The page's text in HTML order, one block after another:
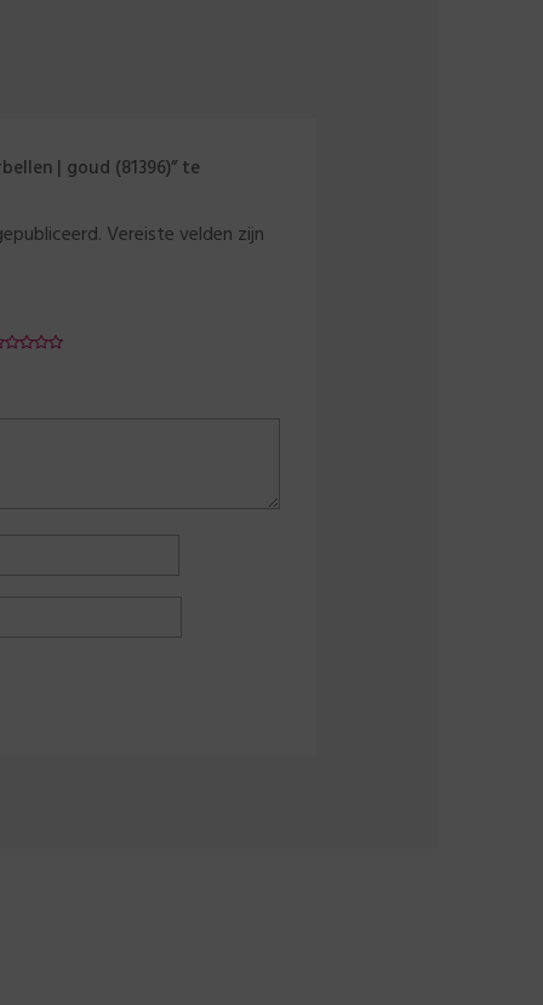
| goud (81396)” te
Vereiste velden zijn